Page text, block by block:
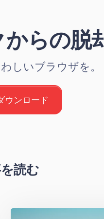
らの脱
しいブラウザを。
ウンロード
読む